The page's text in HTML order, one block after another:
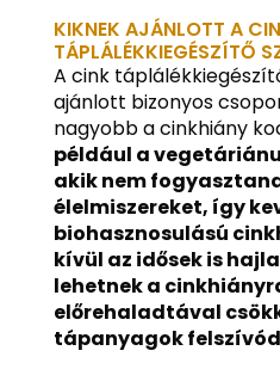
KIKNEK AJÁNLOTT A
TÁPLÁLÉKKIEGÉSZÍTŐ
A cink
ajánlott bizonyos
nagyobb a cinkhiány
például a
akik nem
élelmiszereket, így
biohasznosulású
kívül az idősek is
lehetnek a
előrehaladtával
tápanyagok